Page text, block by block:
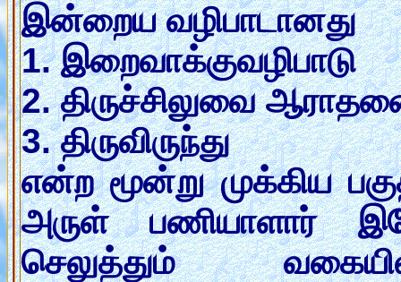
இன்றைய வழிபாடானது
1. இறைவாக்குவழிபாடு
2. திருச்சிலுவை
3. திருவிருந்து
என்ற மூன்று முக்கிய
அருள் பணியாளார்
செலுத்தும்